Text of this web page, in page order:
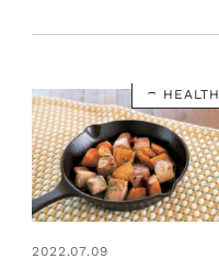
HEALTH
2022.07.09